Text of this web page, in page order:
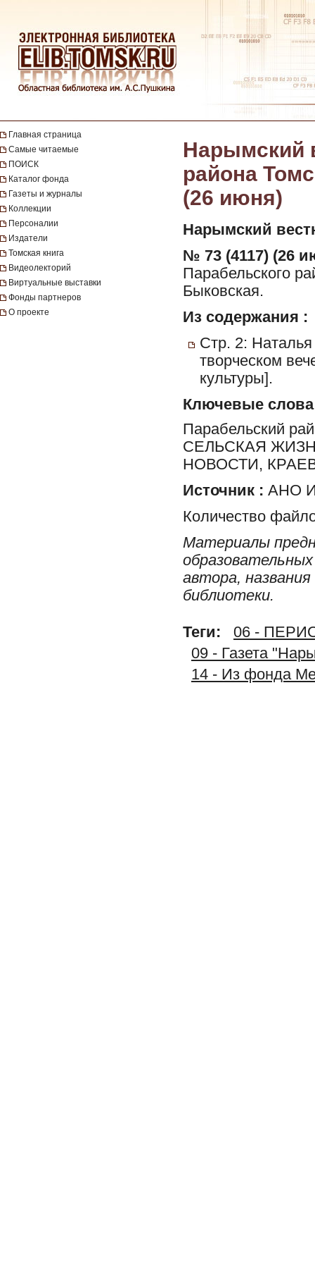
Главная страница
Самые читаемые
ПОИСК
Каталог фонда
Газеты и журналы
Коллекции
Персоналии
Издатели
Томская книга
Видеолекторий
Виртуальные выставки
Фонды партнеров
О проекте
Нарымский
района
(26 июня)
Нарымский
№ 73 (4117) (26
Парабельского
Быковская.
Из содержания :
Стр. 2:
творческом
культуры].
Ключевые слова
Парабельский
СЕЛЬСКАЯ
НОВОСТИ,
Источник : АНО
Количество
Материалы
автора,
библиотеки.
Теги:
06 -
09 - Газета
14 - Из фонда